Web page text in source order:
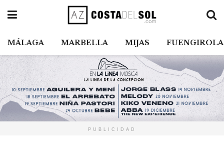
MÁLAGA MARBELLA MIJAS FUENGIROLA
PUBLICIDAD